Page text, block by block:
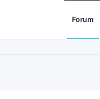
Forum